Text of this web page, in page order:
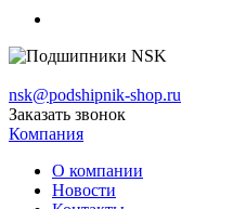
nsk@podshipnik-shop.ru
Заказать звонок
Компания
О компании
Новости